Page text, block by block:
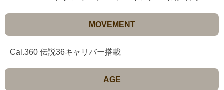
MOVEMENT
Cal.360 伝説36キャリバー搭載
AGE